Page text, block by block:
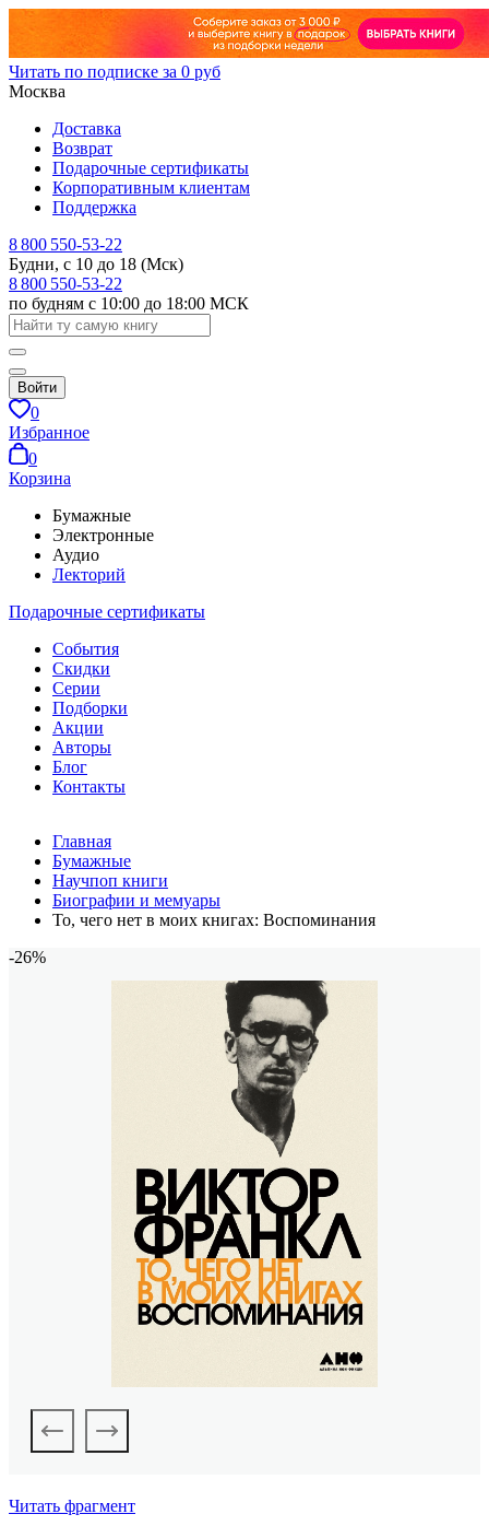
Читать по подписке за 0 руб
Москва
Доставка
Возврат
Подарочные сертификаты
Корпоративным клиентам
Поддержка
8 800 550-53-22
Будни, с 10 до 18 (Мск)
8 800 550-53-22
по будням с 10:00 до 18:00 МСК
Войти
0
Избранное
0
Корзина
Бумажные
Электронные
Аудио
Лекторий
Подарочные сертификаты
События
Скидки
Серии
Подборки
Акции
Авторы
Блог
Контакты
Главная
Бумажные
Научпоп книги
Биографии и мемуары
То, чего нет в моих книгах: Воспоминания
-26%
Читать фрагмент